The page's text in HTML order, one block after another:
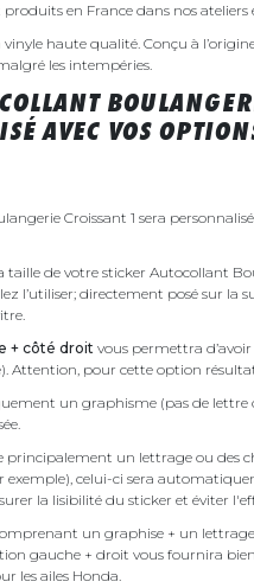
produits en France dans nos
vinyle haute qualité. Conçu à
les intempéries.
AVEC VOS
Croissant 1 sera
taille de votre sticker Autocollant
l’utiliser; directement posé sur la
+ côté droit vous permettra
Attention, pour cette option
un graphisme (pas de
principalement un lettrage ou des
exemple), celui-ci sera
la lisibilité du sticker et éviter
un graphise + un
gauche + droit vous fournira
les ailes Honda.